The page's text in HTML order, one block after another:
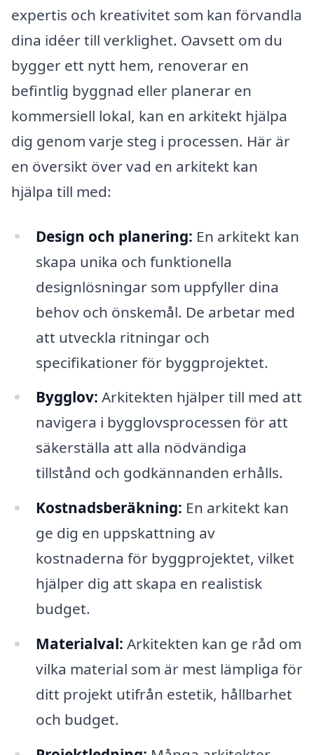
expertis och kreativitet som kan förvandla
dina idéer till verklighet. Oavsett om du
bygger ett nytt hem, renoverar en
befintlig byggnad eller planerar en
kommersiell lokal, kan en arkitekt hjälpa
dig genom varje steg i processen. Här är
en översikt över vad en arkitekt kan
hjälpa till med:
Design och planering: En arkitekt kan
skapa unika och funktionella
designlösningar som uppfyller dina
behov och önskemål. De arbetar med
att utveckla ritningar och
specifikationer för byggprojektet.
Bygglov: Arkitekten hjälper till med att
navigera i bygglovsprocessen för att
säkerställa att alla nödvändiga
tillstånd och godkännanden erhålls.
Kostnadsberäkning: En arkitekt kan
ge dig en uppskattning av
kostnaderna för byggprojektet, vilket
hjälper dig att skapa en realistisk
budget.
Materialval: Arkitekten kan ge råd om
vilka material som är mest lämpliga för
ditt projekt utifrån estetik, hållbarhet
och budget.